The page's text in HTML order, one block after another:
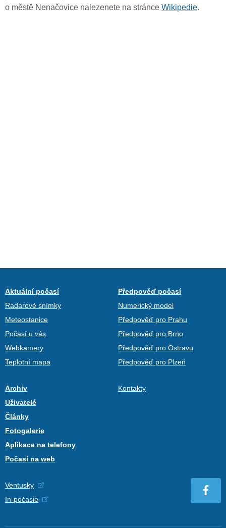
o městě Nenačovice nalezenete na stránce Wikipedie.
Aktuální počasí
Radarové snímky
Meteostanice
Počasí u vás
Webkamery
Teplotní mapa
Předpověď počasí
Numerický model
Předpověď pro Prahu
Předpověď pro Brno
Předpověď pro Ostravu
Předpověď pro Plzeň
Archiv
Uživatelé
Články
Fotogalerie
Aplikace na telefony
Počasí na web
Kontakty
Ventusky
In-počasie